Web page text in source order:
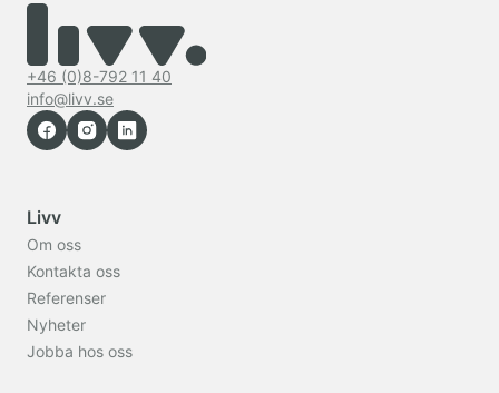
+46 (0)8-792 11 40
info@livv.se
Livv
Om oss
Kontakta oss
Referenser
Nyheter
Jobba hos oss